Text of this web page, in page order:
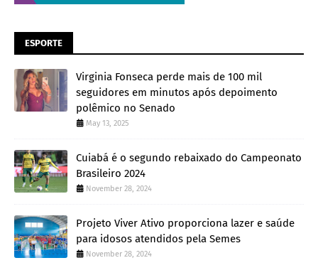
ESPORTE
Virginia Fonseca perde mais de 100 mil
seguidores em minutos após depoimento
polêmico no Senado
May 13, 2025
Cuiabá é o segundo rebaixado do Campeonato
Brasileiro 2024
November 28, 2024
Projeto Viver Ativo proporciona lazer e saúde
para idosos atendidos pela Semes
November 28, 2024